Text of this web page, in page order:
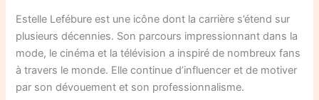
Estelle Lefébure est une icône dont la carrière s’étend sur
plusieurs décennies. Son parcours impressionnant dans la
mode, le cinéma et la télévision a inspiré de nombreux fans
à travers le monde. Elle continue d’influencer et de motiver
par son dévouement et son professionnalisme.